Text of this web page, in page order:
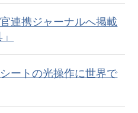
連携ジャーナルへ掲載
ートの光操作に世界で